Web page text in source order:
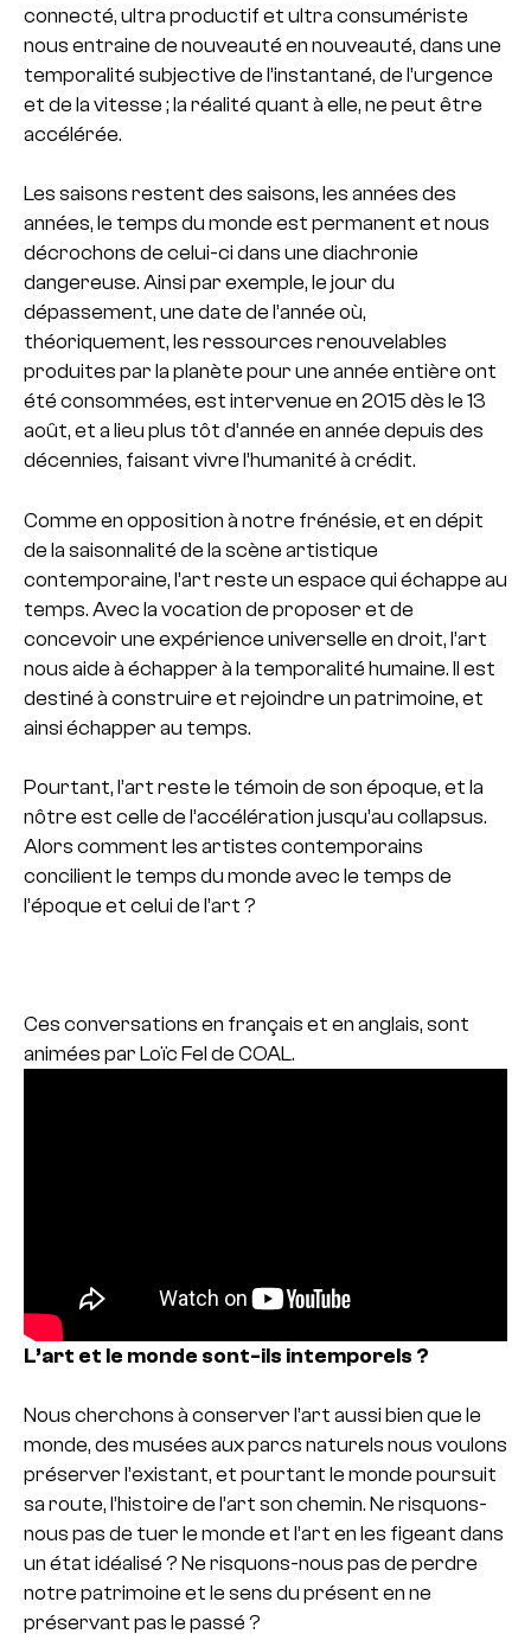
connecté, ultra productif et ultra consumériste
nous entraine de nouveauté en nouveauté, dans une
temporalité subjective de l’instantané, de l’urgence
et de la vitesse ; la réalité quant à elle, ne peut être
accélérée.
Les saisons restent des saisons, les années des
années, le temps du monde est permanent et nous
décrochons de celui-ci dans une diachronie
dangereuse. Ainsi par exemple, le jour du
dépassement, une date de l’année où,
théoriquement, les ressources renouvelables
produites par la planète pour une année entière ont
été consommées, est intervenue en 2015 dès le 13
août, et a lieu plus tôt d’année en année depuis des
décennies, faisant vivre l’humanité à crédit.
Comme en opposition à notre frénésie, et en dépit
de la saisonnalité de la scène artistique
contemporaine, l’art reste un espace qui échappe au
temps. Avec la vocation de proposer et de
concevoir une expérience universelle en droit, l’art
nous aide à échapper à la temporalité humaine. Il est
destiné à construire et rejoindre un patrimoine, et
ainsi échapper au temps.
Pourtant, l’art reste le témoin de son époque, et la
nôtre est celle de l’accélération jusqu’au collapsus.
Alors comment les artistes contemporains
concilient le temps du monde avec le temps de
l’époque et celui de l’art ?
Ces conversations en français et en anglais, sont
animées par Loïc Fel de COAL.
L’art et le monde sont-ils intemporels ?
Nous cherchons à conserver l’art aussi bien que le
monde, des musées aux parcs naturels nous voulons
préserver l’existant, et pourtant le monde poursuit
sa route, l’histoire de l’art son chemin. Ne risquons-
nous pas de tuer le monde et l’art en les figeant dans
un état idéalisé ? Ne risquons-nous pas de perdre
notre patrimoine et le sens du présent en ne
préservant pas le passé ?